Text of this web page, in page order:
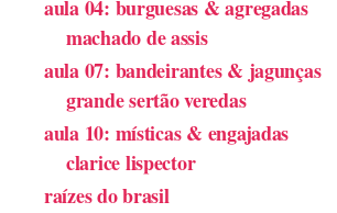
aula 04: burguesas & agregadas
machado de assis
aula 07: bandeirantes & jagunças
grande sertão veredas
aula 10: místicas & engajadas
clarice lispector
raízes do brasil